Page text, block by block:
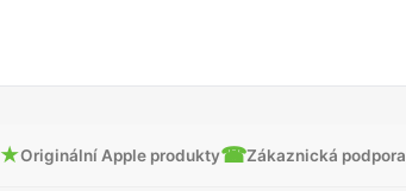
★Originální Apple produkty☎Zákaznická podpora